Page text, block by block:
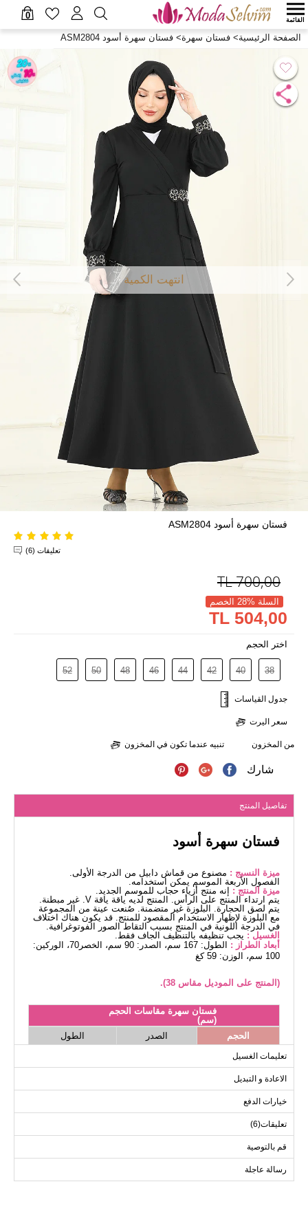
0 القائمة
الصفحة الرئيسية> فستان سهرة> فستان سهرة أسود ASM2804
انتهت الكمية
فستان سهرة أسود ASM2804
تعليقات (6)
700,00
TL
السلة %28 الخصم
504,00 TL
اختر الحجم
38
40
42
44
46
48
50
52
جدول القياسات
سعر اليرت
من المخزون تنبيه عندما تكون في المخزون
شارك
تفاصيل المنتج
فستان سهرة أسود
ميزة النسيج : مصنوع من قماش دابيل من الدرجة الأولى.
الفصول الأربعة الموسم يمكن استخدامه.
ميزة المنتج : إنه منتج أزياء حجاب للموسم الجديد.
يتم ارتداء المنتج على الرأس. المنتج لديه ياقة ياقة V. غير مبطنة.
يتم لصق الحجارة. البلوزة غير متضمنة. صُنعت عينة من المجموعة
مع البلوزة لإظهار الاستخدام المقصود للمنتج. قد يكون هناك اختلاف
في الدرجة اللونية في المنتج بسبب التقاط الصور الفوتوغرافية.
الغسيل : يجب تنظيفه بالتنظيف الجاف فقط.
أبعاد الطراز :
الطول: 167 سم، الصدر: 90 سم، الخصر70، الوركين:
100 سم، الوزن: 59 كغ
(المنتج على الموديل مقاس 38).
فستان سهرة مقاسات الحجم
(سم)
الحجم
الصدر
الطول
38
42
106
138
50
122
138
52
126
138
تعليمات الغسيل
الاعادة و التبديل
خيارات الدفع
تعليقات(6)
قم بالتوصية
رسالة عاجلة